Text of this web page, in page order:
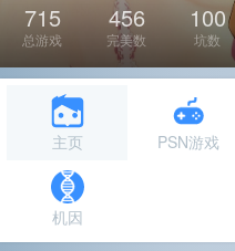
715
总游戏
456
完美数
100
坑数
主页 PSN游戏
机因